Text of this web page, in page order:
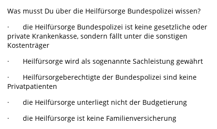
Was musst Du über die Heilfürsorge Bundespolizei wissen?
· die Heilfürsorge Bundespolizei ist keine gesetzliche oder
private Krankenkasse, sondern fällt unter die sonstigen
Kostenträger
· Heilfürsorge wird als sogenannte Sachleistung gewährt
· Heilfürsorgeberechtigte der Bundespolizei sind keine
Privatpatienten
· die Heilfürsorge unterliegt nicht der Budgetierung
· die Heilfürsorge ist keine Familienversicherung